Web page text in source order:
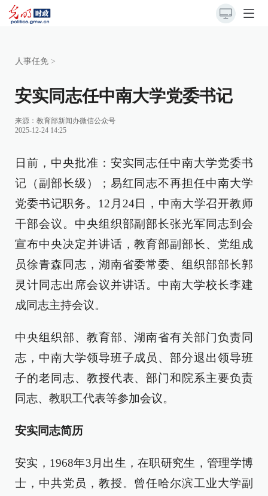
人事任免 >
安实同志任中南大学党委书记
来源： 教育部新闻办微信公众号
2025-12-24 14:25
日前，中央批准：安实同志任中南大学党委书
记（副部长级）；易红同志不再担任中南大学
党委书记职务。12月24日，中南大学召开教师
干部会议。中央组织部副部长张光军同志到会
宣布中央决定并讲话，教育部副部长、党组成
员徐青森同志，湖南省委常委、组织部部长郭
灵计同志出席会议并讲话。中南大学校长李建
成同志主持会议。
中央组织部、教育部、湖南省有关部门负责同
志，中南大学领导班子成员、部分退出领导班
子的老同志、教授代表、部门和院系主要负责
同志、教职工代表等参加会议。
安实同志简历
安实，1968年3月出生，在职研究生，管理学博
士，中共党员，教授。曾任哈尔滨工业大学副